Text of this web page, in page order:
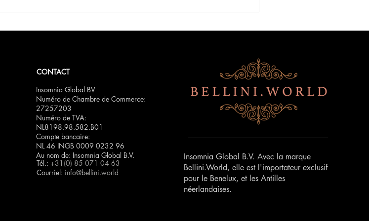
CONTACT
Insomnia Global BV
Numéro de Chambre de Commerce:
27257203
Numéro de TVA:
NL8198.98.582.B01
Compte bancaire:
NL 46 INGB 0009 0232 96
Au nom de: Insomnia Global B.V.
Tél.: +31(0) 85 071 04 63
Courriel: info@bellini.world
Insomnia Global B.V. Avec la marque
Bellini.World, elle est l'importateur exclusif
pour le Benelux, et les Antilles
néerlandaises.